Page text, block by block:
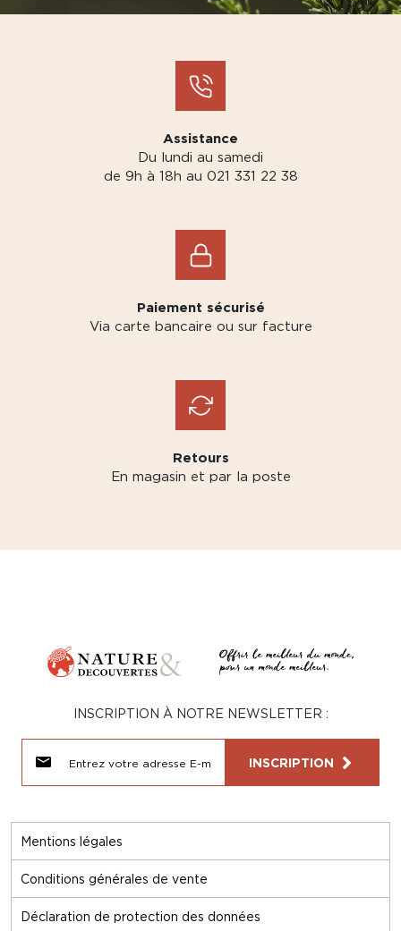
Assistance
Du lundi au samedi
de 9h à 18h au 021 331 22 38
Paiement sécurisé
Via carte bancaire ou sur facture
Retours
En magasin et par la poste
Mentions légales
Conditions générales de vente
Déclaration de protection des données
INSCRIPTION À NOTRE NEWSLETTER :
INSCRIPTION